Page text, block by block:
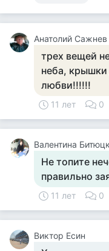
Анатолий Сажнев
трех вещей
неба, крышки
любви!!!!!!
11 лет 0
Валентина
Не топите
правильно
11 лет 0
Виктор Есин